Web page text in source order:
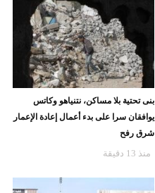
بنى تحتية بلا مساكن، نتنياهو وكاتس
يوافقان سرا على بدء أعمال إعادة الإعمار
شرق رفح
منذ 13 دقيقة